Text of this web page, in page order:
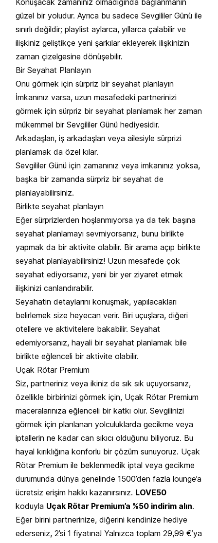
güzel bir yoludur. Ayrıca bu sadece Sevgililer Günü ile
sınırlı değildir; playlist aylarca, yıllarca çalabilir ve
ilişkiniz geliştikçe yeni şarkılar ekleyerek ilişkinizin
zaman çizelgesine dönüşebilir.
Bir Seyahat Planlayın
Onu görmek için sürpriz bir seyahat planlayın
İmkanınız varsa, uzun mesafedeki partnerinizi
görmek için sürpriz bir seyahat planlamak her zaman
mükemmel bir Sevgililer Günü hediyesidir.
Arkadaşları, iş arkadaşları veya ailesiyle sürprizi
planlamak da özel kılar.
Sevgililer Günü için zamanınız veya imkanınız yoksa,
başka bir zamanda sürpriz bir seyahat de
planlayabilirsiniz.
Birlikte seyahat planlayın
Eğer sürprizlerden hoşlanmıyorsa ya da tek başına
seyahat planlamayı sevmiyorsanız, bunu birlikte
yapmak da bir aktivite olabilir. Bir arama açıp birlikte
seyahat planlayabilirsiniz! Uzun mesafede çok
seyahat ediyorsanız, yeni bir yer ziyaret etmek
ilişkinizi canlandırabilir.
Seyahatin detaylarını konuşmak, yapılacakları
belirlemek size heyecan verir. Biri uçuşlara, diğeri
otellere ve aktivitelere bakabilir. Seyahat
edemiyorsanız, hayali bir seyahat planlamak bile
birlikte eğlenceli bir aktivite olabilir.
Uçak Rötar Premium
Siz, partneriniz veya ikiniz de sık sık uçuyorsanız,
özellikle birbirinizi görmek için, Uçak Rötar Premium
maceralarınıza eğlenceli bir katkı olur. Sevgilinizi
görmek için planlanan yolculuklarda gecikme veya
iptallerin ne kadar can sıkıcı olduğunu biliyoruz. Bu
hayal kırıklığına konforlu bir çözüm sunuyoruz. Uçak
Rötar Premium ile beklenmedik iptal veya gecikme
durumunda dünya genelinde 1500’den fazla lounge’a
ücretsiz erişim hakkı kazanırsınız. LOVE50
koduyla Uçak Rötar Premium’a %50 indirim alın.
Eğer birini partnerinize, diğerini kendinize hediye
ederseniz, 2’si 1 fiyatına! Yalnızca toplam 29,99 €’ya